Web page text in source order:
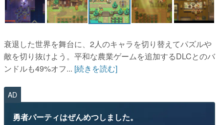
電ファミニコゲーマーとは？
運営：株式会社マレ
衰退した世界を舞台に、2人のキャラを切り替えてパズルや
敵を切り抜けよう。平和な農業ゲームを追加するDLCとのバ
ンドルも49%オフ... [続きを読む]
AD
勇者パーティはぜんめつしました。